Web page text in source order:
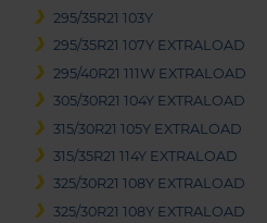
295/35R21 103Y
295/35R21 107Y EXTRALOAD
295/40R21 111W EXTRALOAD
305/30R21 104Y EXTRALOAD
315/30R21 105Y EXTRALOAD
315/35R21 114Y EXTRALOAD
325/30R21 108Y EXTRALOAD
325/30R21 108Y EXTRALOAD